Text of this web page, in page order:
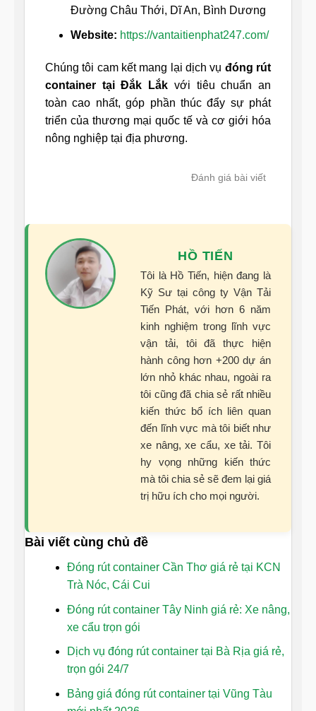
Đường Châu Thới, Dĩ An, Bình Dương
Website: https://vantaitienphat247.com/
Chúng tôi cam kết mang lại dịch vụ đóng rút
container tại Đắk Lắk với tiêu chuẩn an
toàn cao nhất, góp phần thúc đẩy sự phát
triển của thương mại quốc tế và cơ giới hóa
nông nghiệp tại địa phương.
Đánh giá bài viết
HỒ TIẾN
Tôi là Hồ Tiến, hiện đang là
Kỹ Sư tại công ty Vận Tải
Tiến Phát, với hơn 6 năm
kinh nghiệm trong lĩnh vực
vận tải, tôi đã thực hiện
hành công hơn +200 dự án
lớn nhỏ khác nhau, ngoài ra
tôi cũng đã chia sẻ rất nhiều
kiến thức bổ ích liên quan
đến lĩnh vực mà tôi biết như
xe nâng, xe cẩu, xe tải. Tôi
hy vọng những kiến thức
mà tôi chia sẻ sẽ đem lại giá
trị hữu ích cho mọi người.
Bài viết cùng chủ đề
Đóng rút container Cần Thơ giá rẻ tại KCN
Trà Nóc, Cái Cui
Đóng rút container Tây Ninh giá rẻ: Xe nâng,
xe cẩu trọn gói
Dịch vụ đóng rút container tại Bà Rịa giá rẻ,
trọn gói 24/7
Bảng giá đóng rút container tại Vũng Tàu